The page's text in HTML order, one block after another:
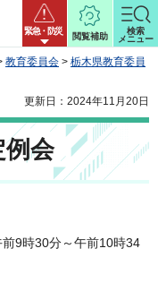
緊急・防災
閲覧補助
検索
メニュー
教育委員会 > 栃木県教育委員
更新日：2024年11月20日
例会
9時30分～午前10時34